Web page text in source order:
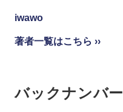
iwawo
著者一覧はこちら ››
バックナンバー